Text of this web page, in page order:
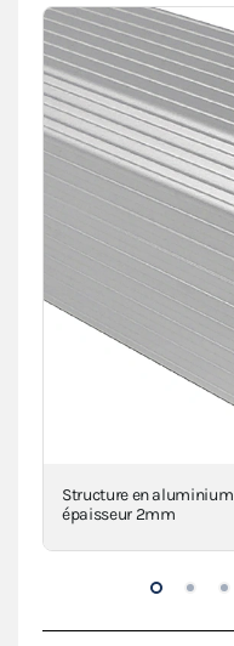
Structure en
épaisseur 2mm